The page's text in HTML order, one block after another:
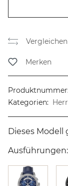
Vergleichen
Merken
Produktnummer:
Kategorien:
Dieses
Ausführungen: